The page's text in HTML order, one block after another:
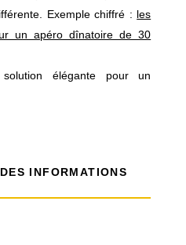
Exemple chiffré : les
un apéro dînatoire de 30
élégante pour un
INFORMATIONS